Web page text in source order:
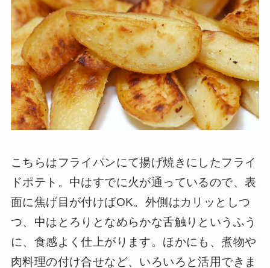
こちらはフライパンにて揚げ焼きにしたフライ
ドポテト。中はすでに火が通っているので、表
面に焦げ目が付けばOK。外側はカリッとしつ
つ、中はとろりとなめらかな舌触りというふう
に、食感よく仕上がります。ほかにも、煮物や
肉料理の付け合せなど、いろいろと活用できま